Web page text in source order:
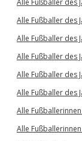
Alle Fußballer des
Alle Fußballer des
Alle Fußballer des
Alle Fußballer des
Alle Fußballer des
Alle Fußballer des
Alle
Alle